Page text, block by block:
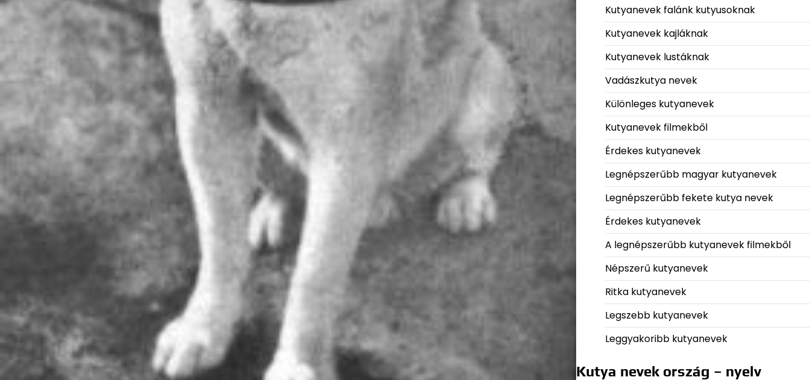
Kutyanevek falánk kutyusoknak
Kutyanevek kajláknak
Kutyanevek lustáknak
Vadászkutya nevek
Különleges kutyanevek
Kutyanevek filmekből
Érdekes kutyanevek
Legnépszerűbb magyar kutyanevek
Legnépszerűbb fekete kutya nevek
Érdekes kutyanevek
A legnépszerűbb kutyanevek filmekből
Népszerű kutyanevek
Ritka kutyanevek
Legszebb kutyanevek
Leggyakoribb kutyanevek
Kutya nevek ország – nyelv